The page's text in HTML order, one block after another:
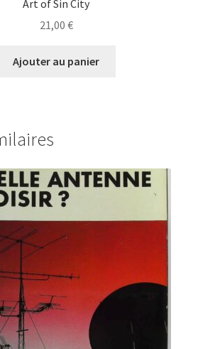
Art of Sin City
21,00 €
Ajouter au panier